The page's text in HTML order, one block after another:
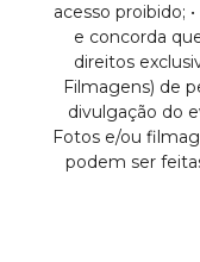
acesso proibido;
e concorda
direitos
Filmagens) de
divulgação do
Fotos e/ou
podem ser